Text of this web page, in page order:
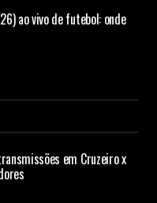
ao vivo de futebol: onde
em Cruzeiro x